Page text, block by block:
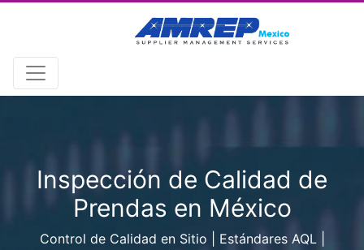
Inspección de Calidad de
Prendas en México
Control de Calidad en Sitio | Estándares AQL |